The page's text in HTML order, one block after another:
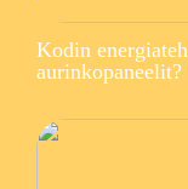
Kodin
aurinkopaneelit?